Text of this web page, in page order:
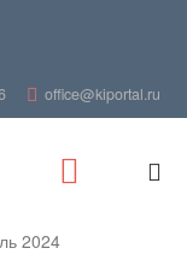
office@kiportal.ru
2024